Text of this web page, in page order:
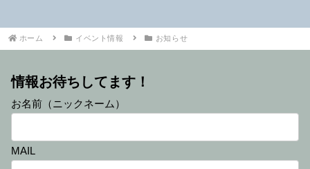
ホーム イベント情報 お知らせ
情報お待ちしてます！
お名前（ニックネーム）
MAIL